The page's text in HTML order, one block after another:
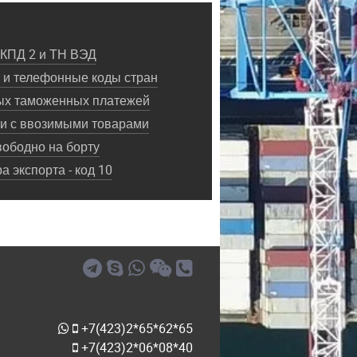
2 и ТН ВЭД
телефонные коды стран
таможенных платежей
с ввозимыми товарами
на борту
экспорта - код 10
+7(423)2*65*62*65
+7(423)2*06*08*40